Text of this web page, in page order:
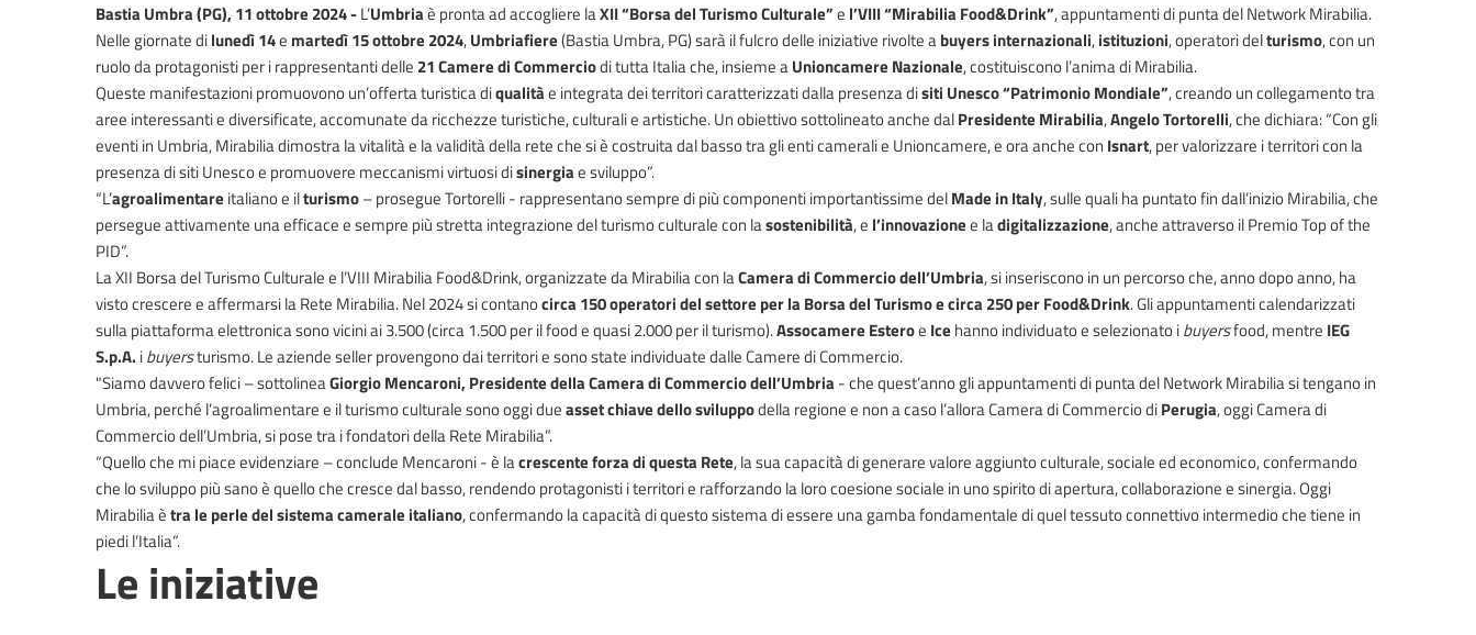
Bastia Umbra (PG), 11 ottobre 2024 -L’Umbriaè pronta ad accogliere laXII “Borsa del Turismo Culturale”e l’VIII “Mirabilia Food&Drink”, appuntamenti di punta del Network Mirabilia.
Nelle giornate dilunedì 14e martedì 15 ottobre 2024,Umbriafiere(Bastia Umbra, PG) sarà il fulcro delle iniziative rivolte abuyers internazionali,istituzioni, operatori delturismo, con un
ruolo da protagonisti per i rappresentanti delle 21Camere di Commerciodi tutta Italia che, insieme aUnioncamere Nazionale, costituiscono l’anima di Mirabilia.
Queste manifestazioni promuovono un’offerta turistica diqualitàe integrata dei territori caratterizzati dalla presenza disiti Unesco “Patrimonio Mondiale”, creando un collegamento tra
aree interessanti e diversificate, accomunate da ricchezze turistiche, culturali e artistiche. Un obiettivo sottolineato anche dalPresidente Mirabilia,Angelo Tortorelli, che dichiara: “Con gli
eventi in Umbria, Mirabilia dimostra la vitalità e la validità della rete che si è costruita dal basso tra gli enti camerali e Unioncamere, e ora anche con Isnart, per valorizzare i territori con la
presenza di siti Unesco e promuovere meccanismi virtuosi disinergiae sviluppo”.
“L’agroalimentare italiano e ilturismo– prosegue Tortorelli - rappresentano sempre di più componenti importantissime delMade in Italy, sulle quali ha puntato fin dall’inizio Mirabilia, che
persegue attivamente una efficace e sempre più stretta integrazione del turismo culturale con lasostenibilità, e l’innovazionee ladigitalizzazione, anche attraverso il Premio Top of the
PID”.
La XII Borsa del Turismo Culturale e l’VIII Mirabilia Food&Drink, organizzate da Mirabilia con laCamera di Commercio dell’Umbria, si inseriscono in un percorso che, anno dopo anno, ha
visto crescere e affermarsi la Rete Mirabilia. Nel 2024 si contanocirca 150 operatori del settore per la Borsa del Turismo e circa 250 per Food&Drink. Gli appuntamenti calendarizzati
sulla piattaforma elettronica sono vicini ai 3.500 (circa 1.500 per il food e quasi 2.000 per il turismo).Assocamere Esteroe Ice hanno individuato e selezionato ibuyersfood, mentre IEG
S.p.A. ibuyersturismo. Le aziende seller provengono dai territori e sono state individuate dalle Camere di Commercio.
"Siamo davvero felici – sottolineaGiorgio Mencaroni, Presidente della Camera di Commercio dell’Umbria- che quest’anno gli appuntamenti di punta del Network Mirabilia si tengano in
Umbria, perché l’agroalimentare e il turismo culturale sono oggi dueasset chiave dello sviluppodella regione e non a caso l’allora Camera di Commercio diPerugia, oggi Camera di
Commercio dell’Umbria, si pose tra i fondatori della Rete Mirabilia”.
“Quello che mi piace evidenziare – conclude Mencaroni - è lacrescente forza di questa Rete, la sua capacità di generare valore aggiunto culturale, sociale ed economico, confermando
che lo sviluppo più sano è quello che cresce dal basso, rendendo protagonisti i territori e rafforzando la loro coesione sociale in uno spirito di apertura, collaborazione e sinergia. Oggi
Mirabilia ètra le perle del sistema camerale italiano, confermando la capacità di questo sistema di essere una gamba fondamentale di quel tessuto connettivo intermedio che tiene in
piedi l’Italia”.
Le iniziative